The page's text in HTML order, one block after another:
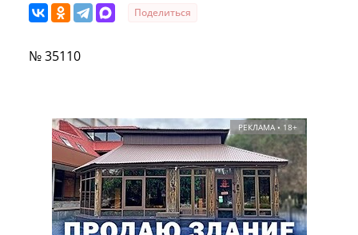
Поделиться
№ 35110
РЕКЛАМА • 18+